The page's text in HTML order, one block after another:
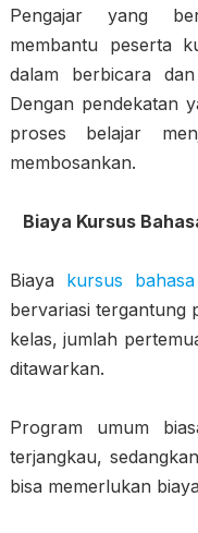
Pengajar yang
membantu peserta
dalam berbicara
Dengan pendekatan
proses belajar
membosankan.
Biaya Kursus
Biaya kursus
bervariasi tergantung
kelas, jumlah
ditawarkan.
Program umum
terjangkau,
bisa memerlukan